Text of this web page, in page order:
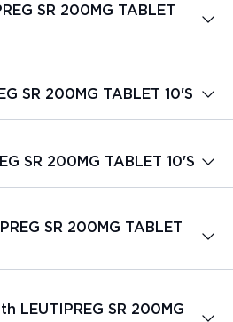
SR 200MG TABLET
SR 200MG TABLET 10'S
SR 200MG TABLET 10'S
SR 200MG TABLET
LEUTIPREG SR 200MG